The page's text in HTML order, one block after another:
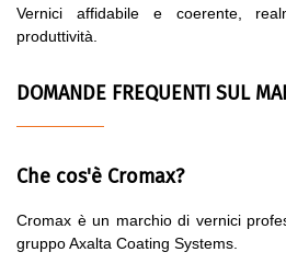
Vernici affidabile e coerente,
produttività.
DOMANDE FREQUENTI SUL
Che cos'è Cromax?
Cromax è un marchio di vernici
gruppo Axalta Coating Systems.